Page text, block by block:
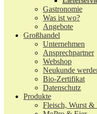
Gastronomie
Was ist wo?
Angebote
Großhandel
Unternehmen
Ansprechpartner
Webshop
Neukunde
Bio-Zertifikat
Datenschutz
Produkte
Fleisch, Wurst &